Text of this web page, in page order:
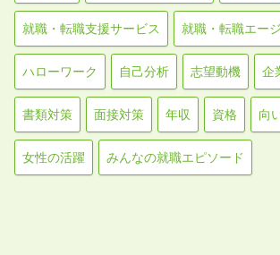
就職・転職支援サービス 就職・転職エー
ハローワーク 自己分析 志望動機 企
書類対策 面接対策 年収 資格 向
女性の活躍 みんなの就職エピソード